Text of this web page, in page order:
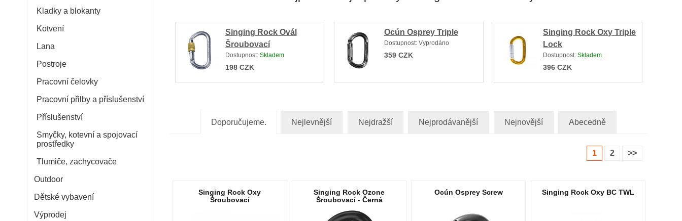
Singing Rock Ovál
Šroubovací
Dostupnost: Skladem
198 CZK
Ocún Osprey Triple
Dostupnost: Vyprodáno
359 CZK
Singing Rock Oxy Triple
Lock
Dostupnost:Skladem
396CZK
Doporučujeme. Nejlevnější Nejdražší Nejprodávanější Nejnovější Abecedně
1 2 >>
Singing Rock Oxy
Šroubovací
Singing Rock Ozone
Šroubovací - Černá
Ocún Osprey Screw Singing Rock Oxy BC TWL
Kladky a blokanty
Kotvení
Lana
Postroje
Pracovní čelovky
Pracovní přilby a příslušenství
Příslušenství
Smyčky, kotevní a spojovací
prostředky
Tlumiče, zachycovače
Outdoor
Dětské vybavení
Výprodej